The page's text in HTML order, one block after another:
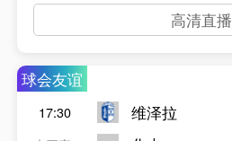
高清直播
球会友谊
17:30
维泽拉